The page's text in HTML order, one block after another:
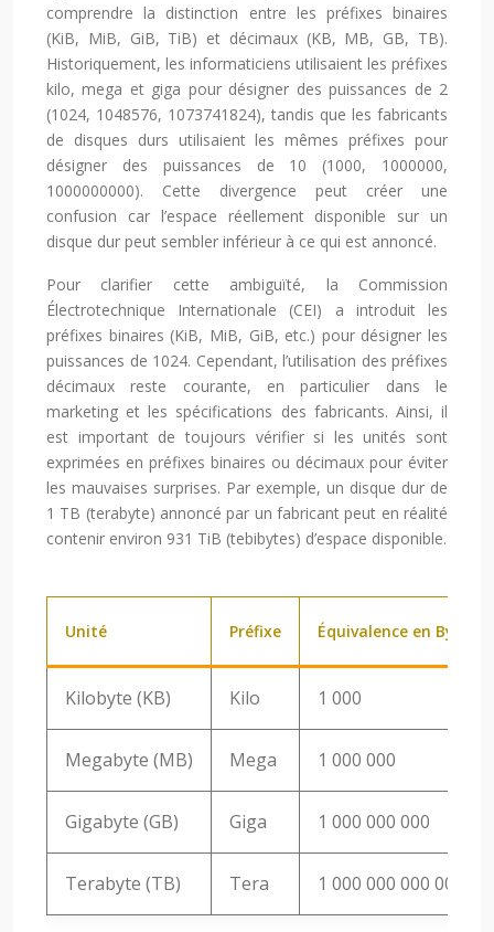
comprendre la distinction entre les préfixes binaires
(KiB, MiB, GiB, TiB) et décimaux (KB, MB, GB, TB).
Historiquement, les informaticiens utilisaient les préfixes
kilo, mega et giga pour désigner des puissances de 2
(1024, 1048576, 1073741824), tandis que les fabricants
de disques durs utilisaient les mêmes préfixes pour
désigner des puissances de 10 (1000, 1000000,
1000000000). Cette divergence peut créer une
confusion car l’espace réellement disponible sur un
disque dur peut sembler inférieur à ce qui est annoncé.
Pour clarifier cette ambiguïté, la Commission
Électrotechnique Internationale (CEI) a introduit les
préfixes binaires (KiB, MiB, GiB, etc.) pour désigner les
puissances de 1024. Cependant, l’utilisation des préfixes
décimaux reste courante, en particulier dans le
marketing et les spécifications des fabricants. Ainsi, il
est important de toujours vérifier si les unités sont
exprimées en préfixes binaires ou décimaux pour éviter
les mauvaises surprises. Par exemple, un disque dur de
1 TB (terabyte) annoncé par un fabricant peut en réalité
contenir environ 931 TiB (tebibytes) d’espace disponible.
Unité Préfixe Équivalence en Bytes
Kilobyte (KB) Kilo 1 000
Megabyte (MB) Mega 1 000 000
Gigabyte (GB) Giga 1 000 000 000
Terabyte (TB) Tera 1 000 000 000 000